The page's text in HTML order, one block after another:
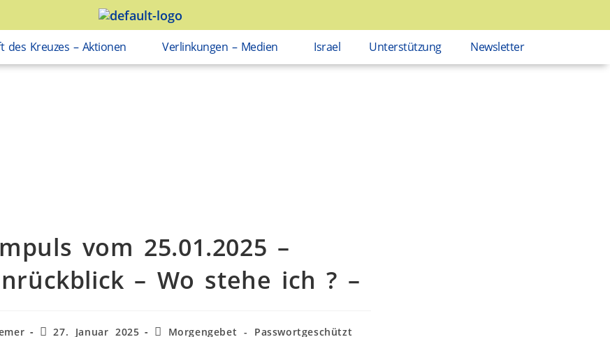
des Kreuzes – Aktionen Verlinkungen – Medien Israel Unterstützung Newsletter
vom 25.01.2025 –
– Wo stehe ich ? –
27. Januar 2025 Morgengebet - Passwortgeschützt